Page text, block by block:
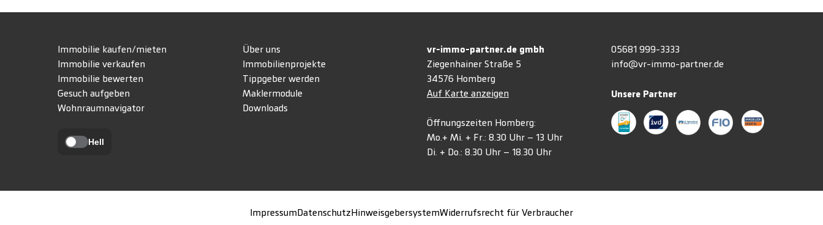
Immobilie kaufen/mieten
Immobilie verkaufen
Immobilie bewerten
Gesuch aufgeben
Wohnraumnavigator
Hell
Über uns
Immobilienprojekte
Tippgeber werden
Maklermodule
Downloads
vr-immo-partner.de gmbh
Ziegenhainer Straße 5
34576 Homberg
Auf Karte anzeigen
Öffnungszeiten Homberg:
Mo.+ Mi. + Fr.: 8.30 Uhr – 13 Uhr
Di. + Do.: 8.30 Uhr – 18.30 Uhr
05681 999-3333
info@vr-immo-partner.de
Unsere Partner
ImpressumDatenschutzHinweisgebersystemWiderrufsrecht für Verbraucher